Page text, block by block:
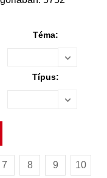
Téma:
Típus:
7 8 9 10